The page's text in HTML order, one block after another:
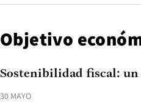
Objetivo
30 MAYO
Sostenibilidad fiscal: un